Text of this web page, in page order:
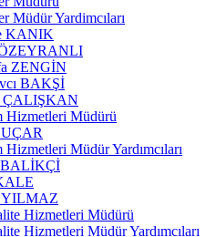
Müdür Yardimcıları
KANIK
ZENGİN
BAKŞİ
ÇALIŞKAN
Hizmetleri Müdürü
Hizmetleri Müdür Yardımcıları
BALİKÇİ
YILMAZ
Hizmetleri Müdürü
Hizmetleri Müdür Yardımcıları